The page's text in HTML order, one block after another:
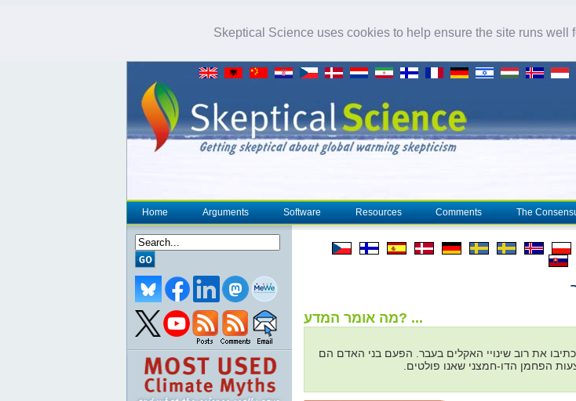
Skeptical Science uses cookies to help ensure the site runs well
Home Arguments Software Resources Comments The
מה אומר המדע? ...
את רוב שינויי האקלים בעבר. הפעם בני האדם הם
הפחמן הדו-חמצני שאנו פולטים.